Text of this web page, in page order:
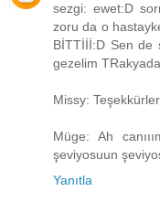
sezgi: ewet:D
zoru da o
BİTTİİİ:D Sen de
gezelim
Missy: Teşekkürler.
Müge: Ah
şeviyosuun
Yanıtla